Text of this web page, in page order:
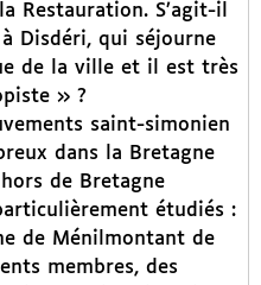
Restauration. S’agit-il
Disdéri, qui séjourne
de la ville et il est très
» ?
saint-simonien
dans la Bretagne
de Bretagne
étudiés :
de Ménilmontant de
membres, des